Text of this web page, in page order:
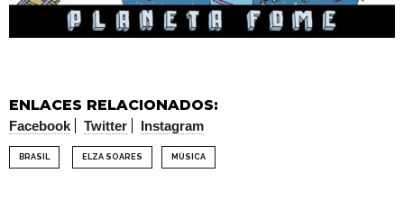
ENLACES RELACIONADOS:
Facebook Twitter Instagram
BRASIL ELZA SOARES MÚSICA